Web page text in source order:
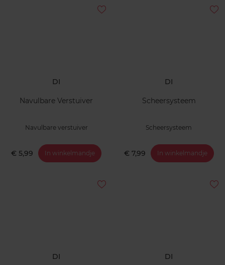
DI
Navulbare Verstuiver
Navulbare verstuiver
€ 5,99 In winkelmandje
DI
Scheersysteem
Scheersysteem
€ 7,99 In winkelmandje
DI DI